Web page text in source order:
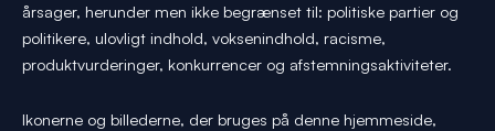
årsager, herunder men ikke begrænset til: politiske partier og
politikere, ulovligt indhold, voksenindhold, racisme,
produktvurderinger, konkurrencer og afstemningsaktiviteter.
Ikonerne og billederne, der bruges på denne hjemmeside,